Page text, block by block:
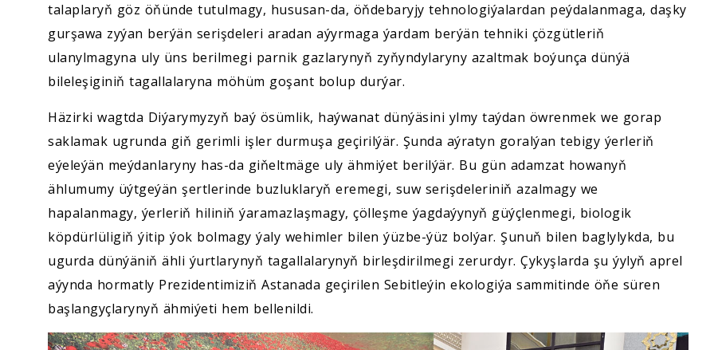
talaplaryň göz öňünde tutulmagy, hususan-da, öňdebaryjy tehnologiýalardan peýdalanmaga, daşky
gurşawa zyýan berýän serişdeleri aradan aýyrmaga ýardam berýän tehniki çözgütleriň
ulanylmagyna uly üns berilmegi parnik gazlarynyň zyňyndylaryny azaltmak boýunça dünýä
bileleşiginiň tagallalaryna möhüm goşant bolup durýar.
Häzirki wagtda Diýarymyzyň baý ösümlik, haýwanat dünýäsini ylmy taýdan öwrenmek we gorap
saklamak ugrunda giň gerimli işler durmuşa geçirilýär. Şunda aýratyn goralýan tebigy ýerleriň
eýeleýän meýdanlaryny has-da giňeltmäge uly ähmiýet berilýär. Bu gün adamzat howanyň
ählumumy üýtgeýän şertlerinde buzluklaryň eremegi, suw serişdeleriniň azalmagy we
hapalanmagy, ýerleriň hiliniň ýaramazlaşmagy, çölleşme ýagdaýynyň güýçlenmegi, biologik
köpdürlüligiň ýitip ýok bolmagy ýaly wehimler bilen ýüzbe-ýüz bolýar. Şunuň bilen baglylykda, bu
ugurda dünýäniň ähli ýurtlarynyň tagallalarynyň birleşdirilmegi zerurdyr. Çykyşlarda şu ýylyň aprel
aýynda hormatly Prezidentimiziň Astanada geçirilen Sebitleýin ekologiýa sammitinde öňe süren
başlangyçlarynyň ähmiýeti hem bellenildi.